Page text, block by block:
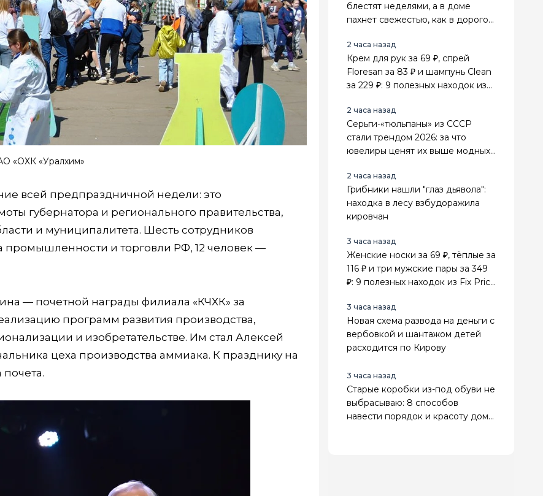
«ОХК «Уралхим»
всей предпраздничной недели: это
губернатора и регионального правительства,
и муниципалитета. Шесть сотрудников
и торговли РФ, 12 человек —
— почетной награды филиала «КЧХК» за
программ развития производства,
и изобретательстве. Им стал Алексей
цеха производства аммиака. К празднику на
блестят неделями, а в доме
пахнет свежестью, как в дорогом
2 часа назад
Крем для рук за 69 ₽, спрей
Floresan за 83 ₽ и шампунь Clean
за 229 ₽: 9 полезных находок из
2 часа назад
Серьги-«тюльпаны» из СССР
стали трендом 2026: за что
ювелиры ценят их выше модных
2 часа назад
Грибники нашли "глаз дьявола":
находка в лесу взбудоражила
кировчан
3 часа назад
Женские носки за 69 ₽, тёплые за
116 ₽ и три мужские пары за 349
₽: 9 полезных находок из Fix Price
3 часа назад
Новая схема развода на деньги с
вербовкой и шантажом детей
расходится по Кирову
3 часа назад
Старые коробки из-под обуви не
выбрасываю: 8 способов
навести порядок и красоту дома